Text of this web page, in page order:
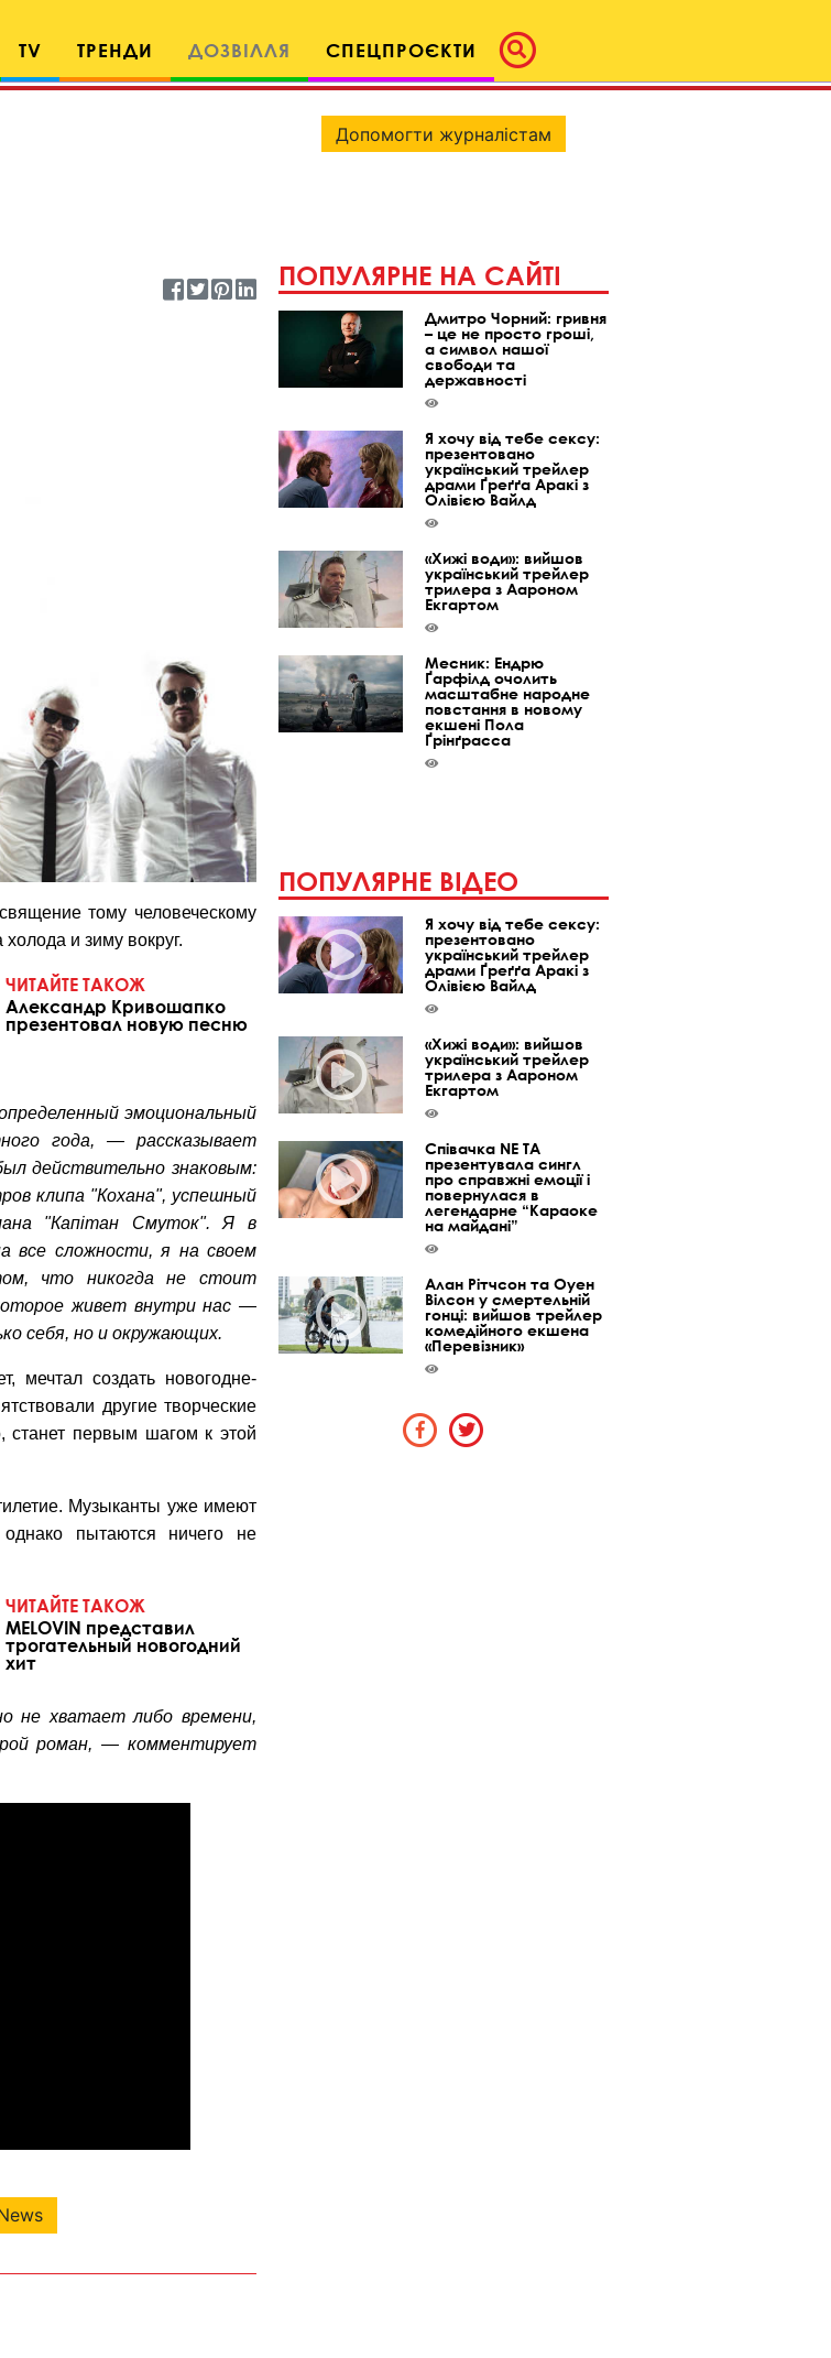
TV ТРЕНДИ ДОЗВІЛЛЯ СПЕЦПРОЄКТИ
тому человеческому
и зиму вокруг.
ЧИТАЙТЕ ТАКОЖ
Александр Кривошапко
презентовал новую песню
эмоциональный
года, — рассказывает
действительно знаковым:
клипа "Кохана", успешный
"Капітан Смуток". Я в
все сложности, я на своем
что никогда не стоит
живет внутри нас —
себя, но и окружающих.
мечтал создать новогодне-
другие творческие
станет первым шагом к этой
Музыканты уже имеют
пытаются ничего не
ЧИТАЙТЕ ТАКОЖ
MELOVIN представил
трогательный новогодний
хит
не хватает либо времени,
роман, — комментирует
Допомогти журналістам
ПОПУЛЯРНЕ НА САЙТІ
Дмитро Чорний: гривня
– це не просто гроші,
а символ нашої
свободи та
державності
Я хочу від тебе сексу:
презентовано
український трейлер
драми Ґреґґа Аракі з
Олівією Вайлд
«Хижі води»: вийшов
український трейлер
трилера з Аароном
Екгартом
Месник: Ендрю
Ґарфілд очолить
масштабне народне
повстання в новому
екшені Пола
Ґрінґрасса
ПОПУЛЯРНЕ ВІДЕО
Я хочу від тебе сексу:
презентовано
український трейлер
драми Ґреґґа Аракі з
Олівією Вайлд
«Хижі води»: вийшов
український трейлер
трилера з Аароном
Екгартом
Співачка NE TA
презентувала сингл
про справжні емоції і
повернулася в
легендарне “Караоке
на майдані”
Алан Рітчсон та Оуен
Вілсон у смертельній
гонці: вийшов трейлер
комедійного екшена
«Перевізник»